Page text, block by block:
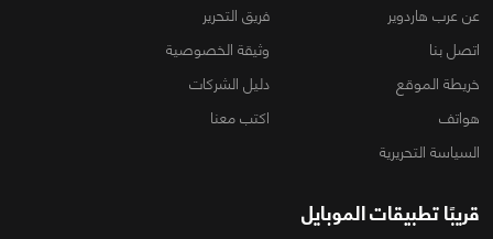
عن عرب هاردوير
فريق التحرير
اتصل بنا
وثيقة الخصوصية
خريطة الموقع
دليل الشركات
هواتف
اكتب معنا
السياسة التحريرية
قريبًا تطبيقات الموبايل